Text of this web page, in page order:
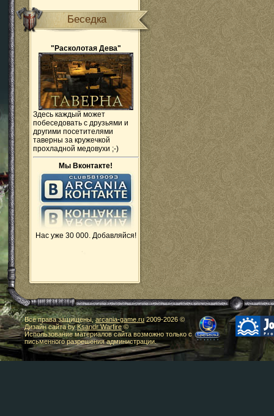
Беседка
"Расколотая Дева"
Здесь каждый может
побеседовать с друзьями и
другими посетителями
таверны за кружечкой
прохладной медовухи ;-)
Мы Вконтакте!
Нас уже 30 000. Добавляйся!
Все права защищены,arcania-game.ru2009-2026 ©
Дизайн сайта byKsandr Warfire©
Использование материалов сайта возможно только с
письменного разрешения администрации.